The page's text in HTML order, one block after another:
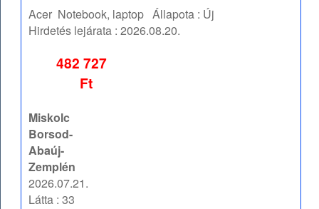
Acer Notebook, laptop Állapota : Új
Hirdetés lejárata :2026.08.20.
482 727
Ft
Miskolc
Borsod-
Abaúj-
Zemplén
2026.07.21.
Látta : 33